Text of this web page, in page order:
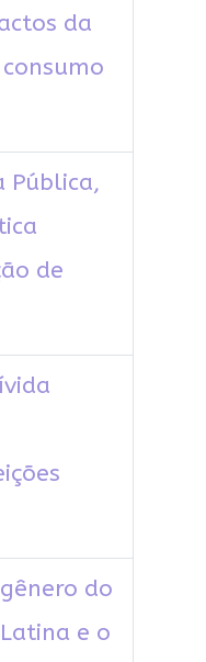
da
Pública,
de
do
e o